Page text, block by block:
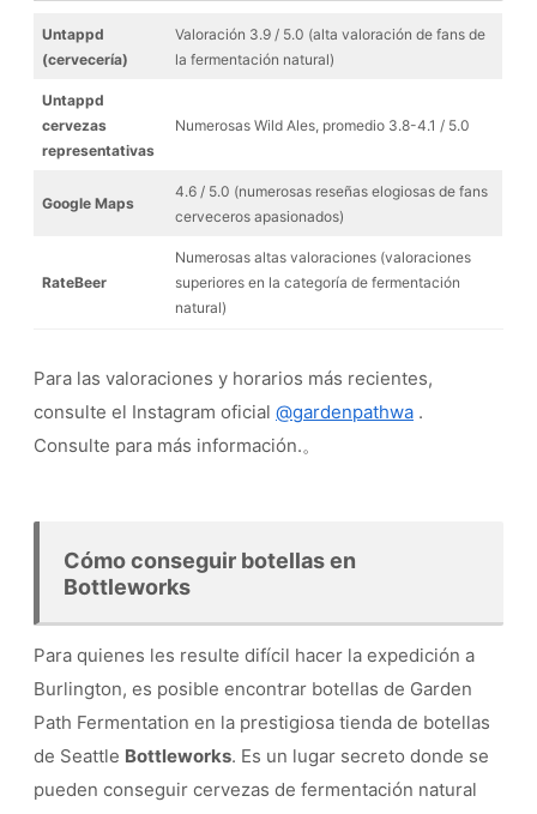
Untappd
(cervecería)
Valoración 3.9 / 5.0 (alta valoración de fans de
la fermentación natural)
Untappd
cervezas
representativas
Numerosas Wild Ales, promedio 3.8-4.1 / 5.0
Google Maps
4.6 / 5.0 (numerosas reseñas elogiosas de fans
cerveceros apasionados)
RateBeer
Numerosas altas valoraciones (valoraciones
superiores en la categoría de fermentación
natural)
Para las valoraciones y horarios más recientes,
consulte el Instagram oficial @gardenpathwa .
Consulte para más información.。
Cómo conseguir botellas en
Bottleworks
Para quienes les resulte difícil hacer la expedición a
Burlington, es posible encontrar botellas de Garden
Path Fermentation en la prestigiosa tienda de botellas
de Seattle Bottleworks. Es un lugar secreto donde se
pueden conseguir cervezas de fermentación natural